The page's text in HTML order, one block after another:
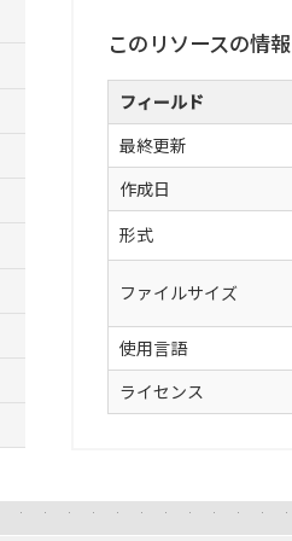
このリソースの情報
フィールド
最終更新
作成日
形式
ファイルサイズ
使用言語
ライセンス